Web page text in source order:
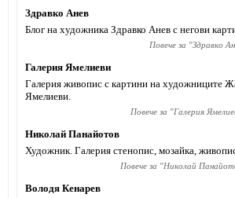
Здравко Анев
Блог на художника Здравко Анев с негови
Повече за "Здравко
Галерия Ямелиеви
Галерия живопис с картини на художниците
Ямелиеви.
Повече за "Галерия
Николай Панайотов
Художник. Галерия стенопис, мозайка,
Повече за "Николай
Володя Кенарев